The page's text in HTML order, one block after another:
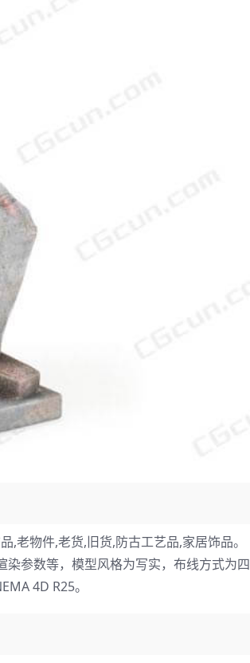
老物件,老货,旧货,防古工艺品,家居饰品。
染参数等，模型风格为写实，布线方式为四
4D R25。